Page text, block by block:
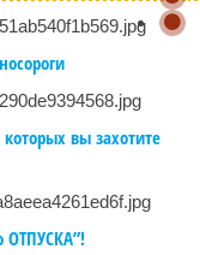
вы захотите
ОТПУСКА”!